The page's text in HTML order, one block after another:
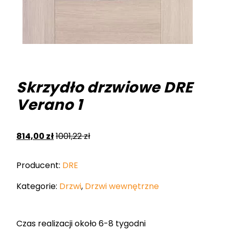
Skrzydło drzwiowe DRE
Verano 1
814,00 zł1001,22zł
Producent: DRE
Kategorie: Drzwi, Drzwi wewnętrzne
Czas realizacji około 6-8 tygodni